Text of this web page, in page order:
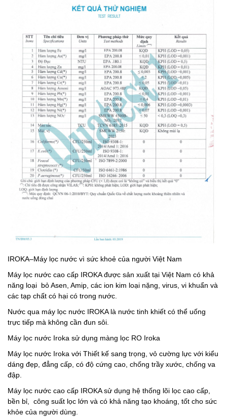
IROKA–Máy lọc nước vì sức khoẻ của người Việt Nam
Máy lọc nước cao cấp IROKA được sản xuất tại Việt Nam có khả
năng loại bỏ Asen, Amip, các ion kim loại nặng, virus, vi khuẩn và
các tạp chất có hại có trong nước.
Nước qua máy lọc nước IROKA là nước tinh khiết có thể uống
trực tiếp mà không cần đun sôi.
Máy lọc nước Iroka sử dụng màng lọc RO Iroka
Máy lọc nước Iroka với Thiết kế sang trọng, vỏ cường lực với kiểu
dáng đẹp, đẳng cấp, có độ cứng cao, chống trầy xước, chống va
đập.
Máy lọc nước cao cấp IROKA sử dụng hệ thống lõi lọc cao cấp,
bền bỉ, công suất lọc lớn và có khả năng tạo khoáng, tốt cho sức
khỏe của người dùng.